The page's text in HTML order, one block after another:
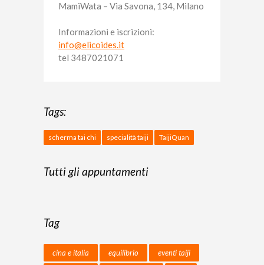
MamiWata – Via Savona, 134, Milano
Informazioni e iscrizioni:
info@elicoides.it
tel 3487021071
Tags:
scherma tai chi specialità taiji TaijiQuan
Tutti gli appuntamenti
Tag
cina e italia equilibrio eventi taiji